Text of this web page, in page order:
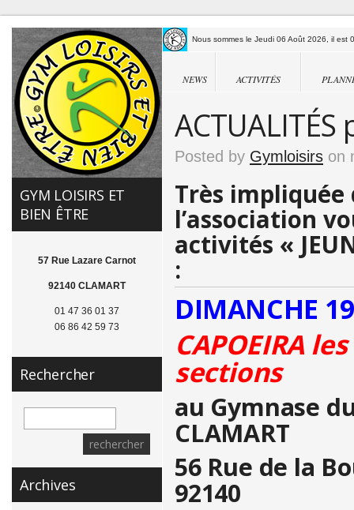
Nous sommes le Jeudi 06 Août 2026, il
NEWS ACTIVITÉS
Posted by Gymloisirs on
Très
l’association
activités «
:
DIMANCHE
CAPOEIRA
sections
au Gymnase
CLAMART
56 Rue de la
92140
GYM LOISIRS ET
BIEN ÊTRE
57 Rue Lazare Carnot
92140 CLAMART
01 47 36 01 37
06 86 42 59 73
Rechercher
Archives